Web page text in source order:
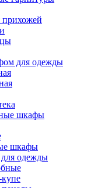
прихожей
для одежды
шкафы
шкафы
одежды